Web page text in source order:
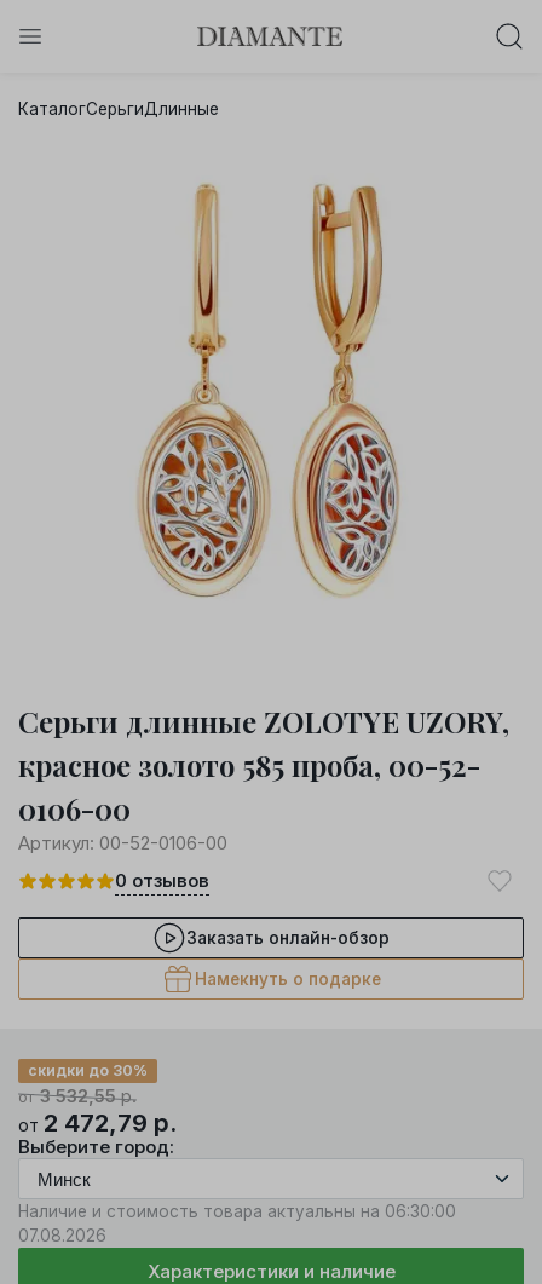
Осталось:
КаталогСерьгиДлинные
Серьги длинные ZOLOTYE UZORY,
красное золото 585 проба, 00-52-
0106-00
Артикул: 00-52-0106-00
0 отзывов
Заказать онлайн-обзор
Намекнуть о подарке
от3 532,55р.
скидки до 30%
от 2 472,79 р.
Выберите город:
Наличие и стоимость товара актуальны на 06:30:00
07.08.2026
Характеристики и наличие